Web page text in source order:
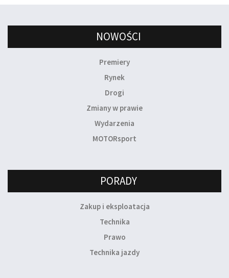
NOWOŚCI
Premiery
Rynek
Drogi
Zmiany w prawie
Wydarzenia
MOTORsport
PORADY
Zakup i eksploatacja
Technika
Prawo
Technika jazdy